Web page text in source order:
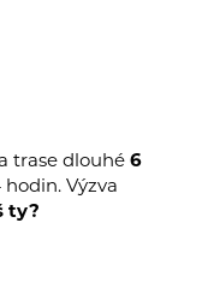
trase dlouhé6
Výzva
ty?